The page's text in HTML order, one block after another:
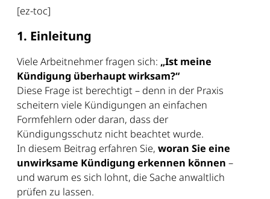
[ez-toc]
1. Einleitung
Viele Arbeitnehmer fragen sich: „Ist meine
Kündigung überhaupt wirksam?“
Diese Frage ist berechtigt – denn in der Praxis
scheitern viele Kündigungen an einfachen
Formfehlern oder daran, dass der
Kündigungsschutz nicht beachtet wurde.
In diesem Beitrag erfahren Sie, woran Sie eine
unwirksame Kündigung erkennen können –
und warum es sich lohnt, die Sache anwaltlich
prüfen zu lassen.